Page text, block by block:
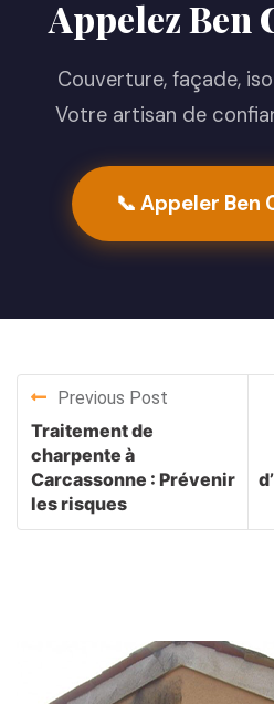
Appelez Ben
Couverture, façade,
Votre artisan de
📞 Appeler Ben
Previous Post
Traitement de
charpente à
Carcassonne : Prévenir
les risques